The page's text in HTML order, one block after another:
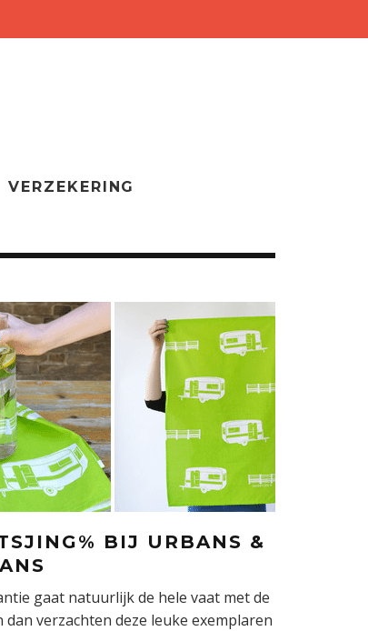
VERZEKERING
BIJ URBANS &
gaat natuurlijk de hele vaat met de
dan verzachten deze leuke exemplaren